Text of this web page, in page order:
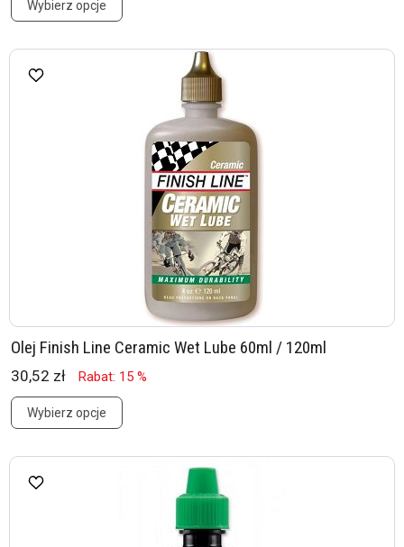
Wybierz opcje
Olej Finish Line Ceramic Wet Lube 60ml / 120ml
30,52 zł Rabat: 15 %
Wybierz opcje